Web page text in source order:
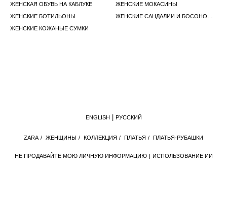
ЖЕНСКАЯ ОБУВЬ НА КАБЛУКЕ
ЖЕНСКИЕ МОКАСИНЫ
ЖЕНСКИЕ БОТИЛЬОНЫ
ЖЕНСКИЕ КОЖАНЫЕ СУМКИ
НЕ ПРОДАВАЙТЕ МОЮ ЛИЧНУЮ ИНФОРМАЦИЮ ИСПОЛЬЗОВАНИЕ ИИ
ZАRА / ЖЕНЩИНЫ / КОЛЛЕКЦИЯ / ПЛАТЬЯ / ПЛАТЬЯ-РУБАШКИ
ENGLISH РУССКИЙ